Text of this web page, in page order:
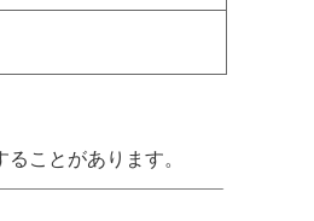
ことがあります。